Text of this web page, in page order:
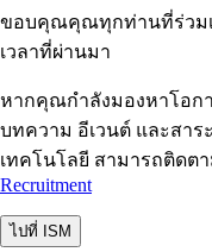
ขอบคุณคุณทุกท่านที่ร่วมเ
เวลาที่ผ่านมา
หากคุณกำลังมองหาโอก
บทความ อีเวนต์ และสาร
เทคโนโลยี สามารถติดต
Recruitment
ไปที่ ISM